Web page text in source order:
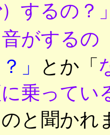
）するの？
がするの
」 とか「
に乗って
のと聞かれ